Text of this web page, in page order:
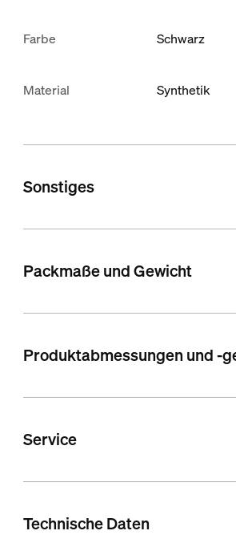
Farbe Schwarz
Material Synthetik
Sonstiges
Packmaße und Gewicht
Produktabmessungen und -
Service
Technische Daten